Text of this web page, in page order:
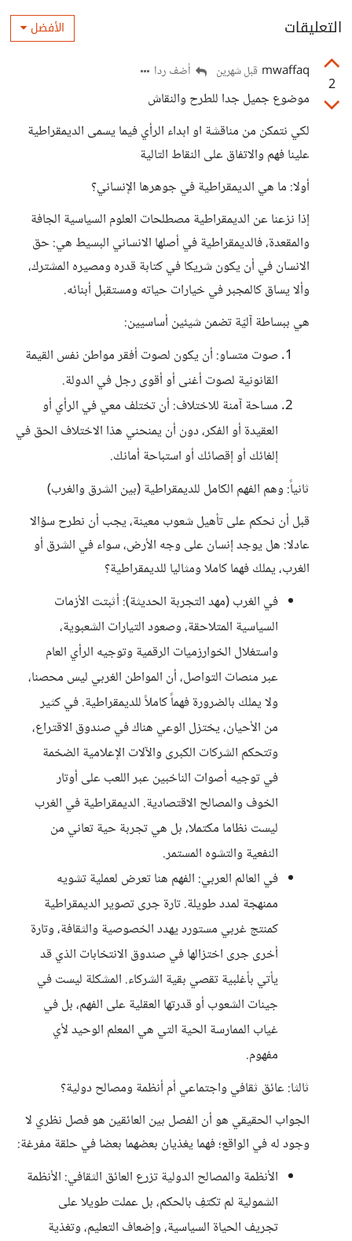
التعليقات الأفضل
2
mwaffaq قبل شهرين أضف ردا
موضوع جميل جدا للطرح والنقاش
لكي نتمكن من مناقشة او ابداء الرأي فيما يسمى الديمقراطية
علينا فهم والاتفاق على النقاط التالية
أولا: ما هي الديمقراطية في جوهرها الإنساني؟
إذا نزعنا عن الديمقراطية مصطلحات العلوم السياسية الجافة
والمقعدة، فالديمقراطية في أصلها الانساني البسيط هي: حق
الانسان في أن يكون شريكا في كتابة قدره ومصيره المشترك،
وألا يساق كالمجبر في خيارات حياته ومستقبل أبنائه.
هي ببساطة آليّة تضمن شيئين أساسيين:
صوت متساو: أن يكون لصوت أفقر مواطن نفس القيمة
القانونية لصوت أغنى أو أقوى رجل في الدولة.
مساحة آمنة للاختلاف: أن تختلف معي في الرأي أو
العقيدة أو الفكر، دون أن يمنحني هذا الاختلاف الحق في
إلغائك أو إقصائك أو استباحة أمانك.
ثانياً: وهم الفهم الكامل للديمقراطية (بين الشرق والغرب)
قبل أن نحكم على تأهيل شعوب معينة، يجب أن نطرح سؤالا
عادلا: هل يوجد إنسان على وجه الأرض، سواء في الشرق أو
الغرب، يملك فهما كاملا ومثاليا للديمقراطية؟
في الغرب (مهد التجربة الحديثة): أثبتت الأزمات
السياسية المتلاحقة، وصعود التيارات الشعبوية،
واستغلال الخوارزميات الرقمية وتوجيه الرأي العام
عبر منصات التواصل، أن المواطن الغربي ليس محصنا،
ولا يملك بالضرورة فهماً كاملاً للديمقراطية. في كثير
من الأحيان، يختزل الوعي هناك في صندوق الاقتراع،
وتتحكم الشركات الكبرى والآلات الإعلامية الضخمة
في توجيه أصوات الناخبين عبر اللعب على أوتار
الخوف والمصالح الاقتصادية. الديمقراطية في الغرب
ليست نظاما مكتملا، بل هي تجربة حية تعاني من
النفعية والتشوه المستمر.
في العالم العربي: الفهم هنا تعرض لعملية تشويه
ممنهجة لمدد طويلة. تارة جرى تصوير الديمقراطية
كمنتج غربي مستورد يهدد الخصوصية والثقافة، وتارة
أخرى جرى اختزالها في صندوق الانتخابات الذي قد
يأتي بأغلبية تقصي بقية الشركاء. المشكلة ليست في
جينات الشعوب أو قدرتها العقلية على الفهم، بل في
غياب الممارسة الحية التي هي المعلم الوحيد لأي
مفهوم.
ثالثا: عائق ثقافي واجتماعي أم أنظمة ومصالح دولية؟
الجواب الحقيقي هو أن الفصل بين العائقين هو فصل نظري لا
وجود له في الواقع؛ فهما يغذيان بعضهما بعضا في حلقة مفرغة:
الأنظمة والمصالح الدولية تزرع العائق الثقافي: الأنظمة
الشمولية لم تكتفِ بالحكم، بل عملت طويلا على
تجريف الحياة السياسية، وإضعاف التعليم، وتغذية